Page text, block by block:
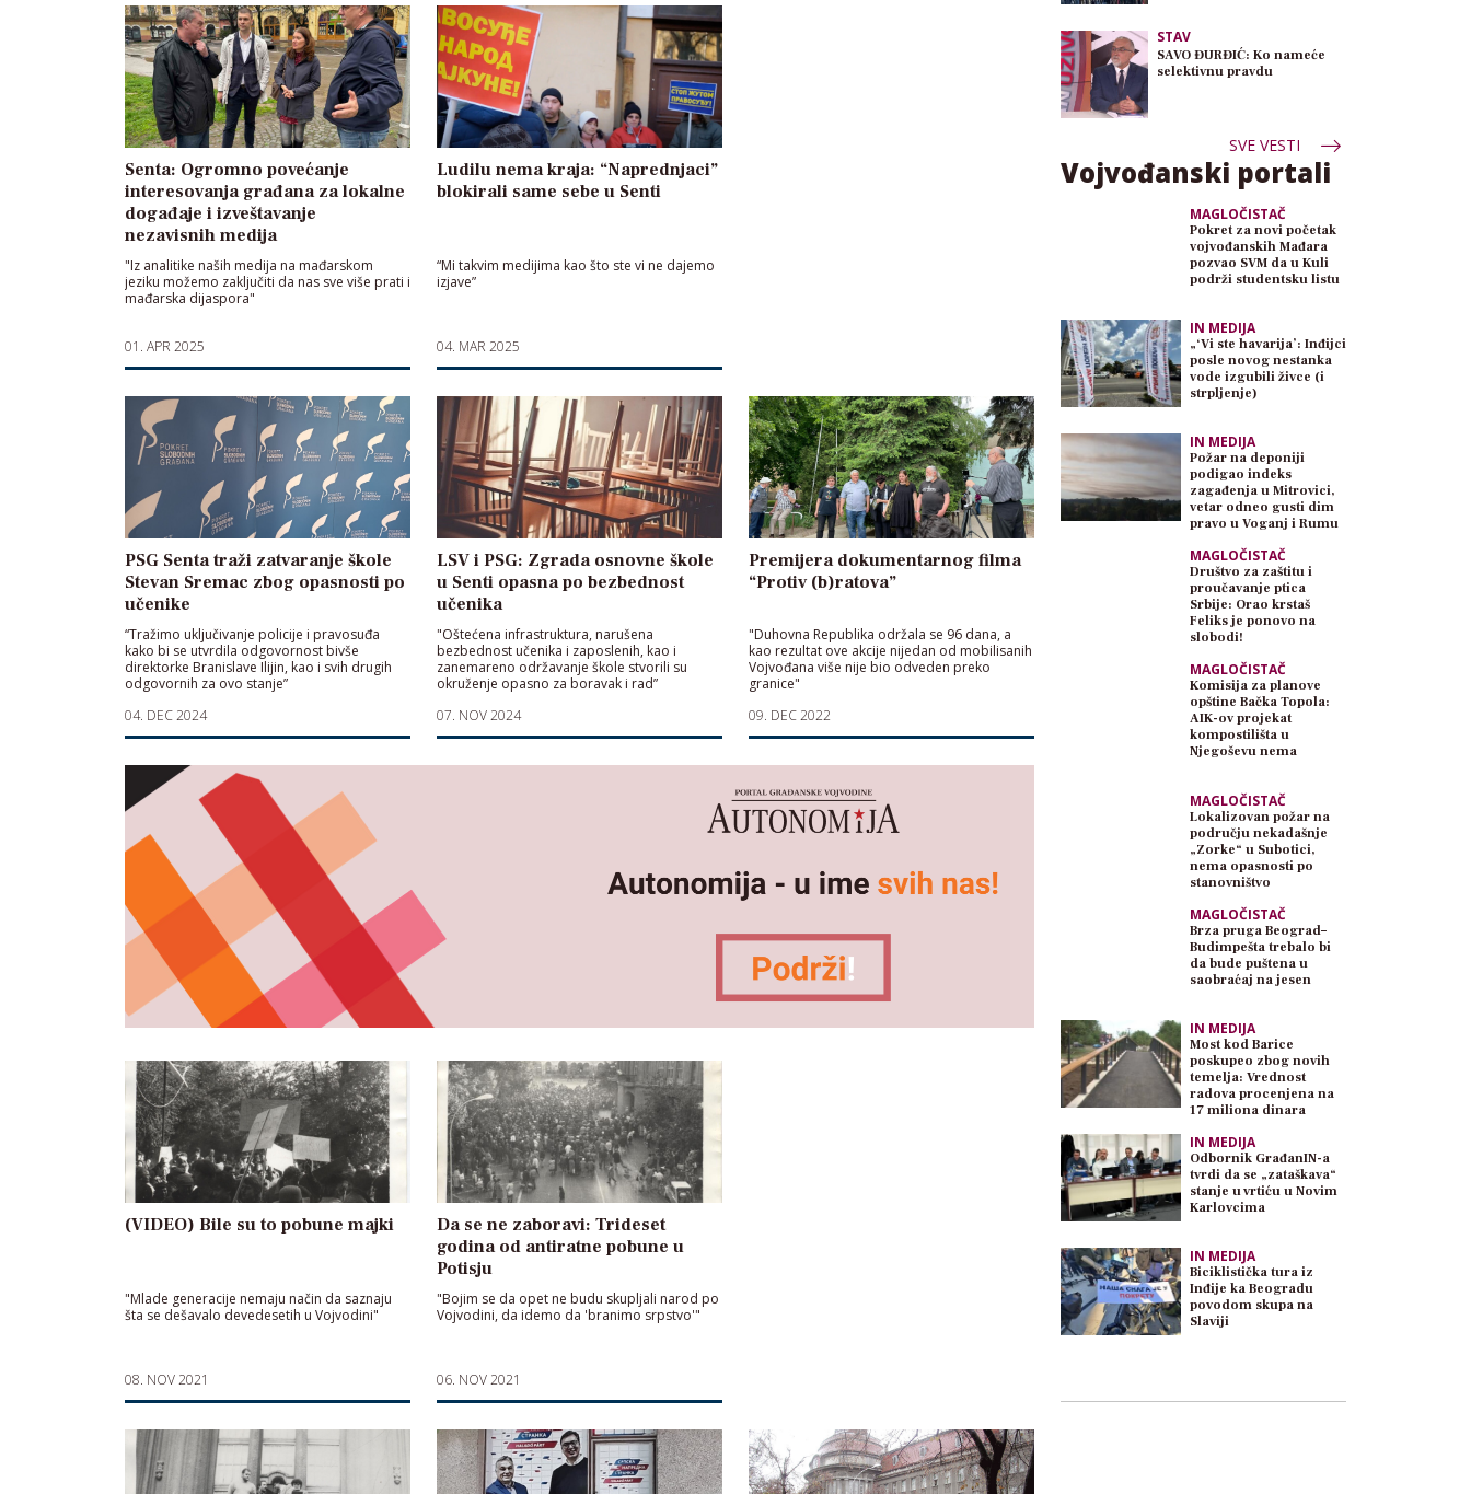
Senta: Ogromno povećanje
interesovanja građana za lokalne
događaje i izveštavanje
nezavisnih medija
"Iz analitike naših medija na mađarskom
jeziku možemo zaključiti da nas sve više prati i
mađarska dijaspora"
01. APR 2025
Ludilu nema kraja: “Naprednjaci”
blokirali same sebe u Senti
“Mi takvim medijima kao što ste vi ne dajemo
izjave”
04. MAR 2025
PSG Senta traži zatvaranje škole
Stevan Sremac zbog opasnosti po
učenike
“Tražimo uključivanje policije i pravosuđa
kako bi se utvrdila odgovornost bivše
direktorke Branislave Ilijin, kao i svih drugih
odgovornih za ovo stanje”
04. DEC 2024
LSV i PSG: Zgrada osnovne škole
u Senti opasna po bezbednost
učenika
"Oštećena infrastruktura, narušena
bezbednost učenika i zaposlenih, kao i
zanemareno održavanje škole stvorili su
okruženje opasno za boravak i rad”
07. NOV 2024
Premijera dokumentarnog filma
“Protiv (b)ratova”
"Duhovna Republika održala se 96 dana, a
kao rezultat ove akcije nijedan od mobilisanih
Vojvođana više nije bio odveden preko
granice"
09. DEC 2022
(VIDEO) Bile su to pobune majki
"Mlade generacije nemaju način da saznaju
šta se dešavalo devedesetih u Vojvodini"
08. NOV 2021
Da se ne zaboravi: Trideset
godina od antiratne pobune u
Potisju
"Bojim se da opet ne budu skupljali narod po
Vojvodini, da idemo da 'branimo srpstvo'"
06. NOV 2021
STAV
SAVO ĐURĐIĆ: Ko nameće
selektivnu pravdu
SVE VESTI
Vojvođanski portali
MAGLOČISTAČ
Pokret za novi početak
vojvođanskih Mađara
pozvao SVM da u Kuli
podrži studentsku listu
IN MEDIJA
„‘Vi ste havarija’: Inđijci
posle novog nestanka
vode izgubili živce (i
strpljenje)
IN MEDIJA
Požar na deponiji
podigao indeks
zagađenja u Mitrovici,
vetar odneo gusti dim
pravo u Voganj i Rumu
MAGLOČISTAČ
Društvo za zaštitu i
proučavanje ptica
Srbije: Orao krstaš
Feliks je ponovo na
slobodi!
MAGLOČISTAČ
Komisija za planove
opštine Bačka Topola:
AIK-ov projekat
kompostilišta u
Njegoševu nema
MAGLOČISTAČ
Lokalizovan požar na
području nekadašnje
„Zorke“ u Subotici,
nema opasnosti po
stanovništvo
MAGLOČISTAČ
Brza pruga Beograd–
Budimpešta trebalo bi
da bude puštena u
saobraćaj na jesen
IN MEDIJA
Most kod Barice
poskupeo zbog novih
temelja: Vrednost
radova procenjena na
17 miliona dinara
IN MEDIJA
Odbornik GrađanIN-a
tvrdi da se „zataškava“
stanje u vrtiću u Novim
Karlovcima
IN MEDIJA
Biciklistička tura iz
Inđije ka Beogradu
povodom skupa na
Slaviji